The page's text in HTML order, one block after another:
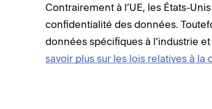
Contrairement à l’UE, les États-
confidentialité des données.
données spécifiques à l’industrie
savoir plus sur les lois relatives à